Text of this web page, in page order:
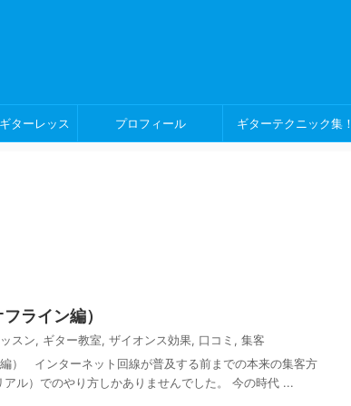
ターレッス プロフィール ギターテクニック集
ライン編）
スン, ギター教室, ザイオンス効果, 口コミ , 集客
） インターネット回線が普及する前までの本来の集客方
ル）でのやり方しかありませんでした。 今の時代 ...